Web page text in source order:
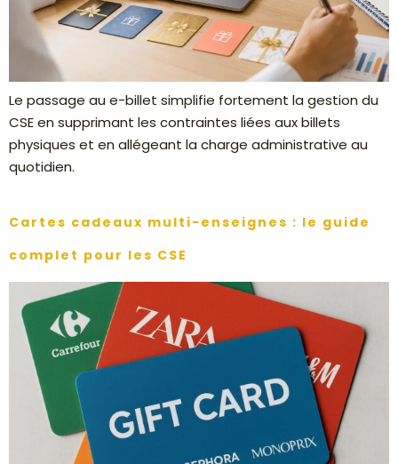
Le passage au e-billet simplifie fortement la gestion du
CSE en supprimant les contraintes liées aux billets
physiques et en allégeant la charge administrative au
quotidien.
Cartes cadeaux multi-enseignes : le guide
complet pour les CSE